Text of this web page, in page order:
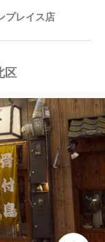
プレイス店
区